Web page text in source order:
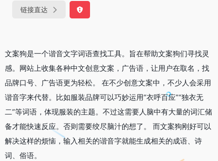
链接直达
文案狗是一个谐音文字词语查找工具。旨在帮助文案狗们寻找灵
感。网站上收集各种中文创意文案，广告语，让用户在取名，找
品牌口号、广告语更为轻松。 在不少创意文案中，不少人会采用
谐音字来代替。比如服装品牌可以巧妙运用“衣呼百应”“独衣无
二”等词语，体现服装的主题。不过这需要人脑中有大量的词汇储
备才能快速反应。否则需要绞尽脑汁的想了。 而文案狗刚好可以
解决这样的烦恼，输入相关的谐音字就能生成相关的成语、诗
词、俗语。